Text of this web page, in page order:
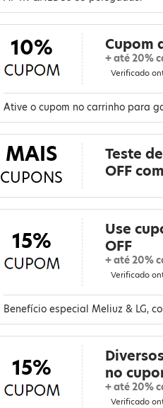
10% Cupom
+ até 20%
Verificado
Ative o cupom no carrinho para
MAIS
CUPONS
Teste
OFF
15%
Use
OFF
+ até 20%
Verificado
Benefício especial Meliuz & LG,
15%
no
+ até 20%
Verificado